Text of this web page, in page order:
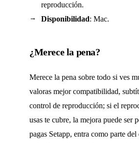
reproducción.
Disponibilidad: Mac.
¿Merece la pena?
Merece la pena sobre todo si ves
valoras mejor compatibilidad,
control de reproducción; si el
usas te cubre, la mejora puede ser
pagas Setapp, entra como parte